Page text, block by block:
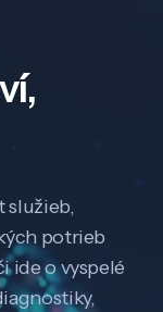
služieb,
potrieb
ide o vyspelé